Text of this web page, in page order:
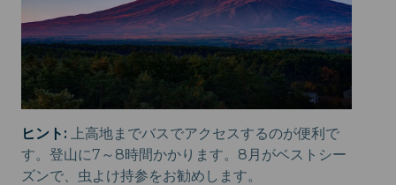
ヒント:
上高地までバスでアクセスするのが便利で
す。登山に7～8時間かかります。8月がベストシー
ズンで、虫よけ持参をお勧めします。